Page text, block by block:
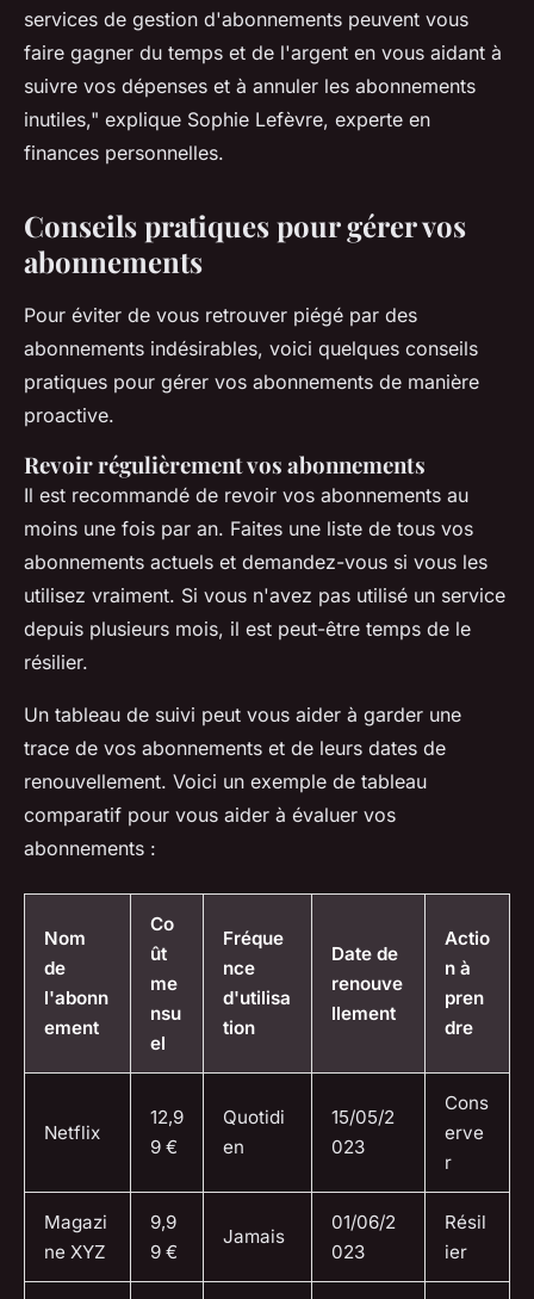
services de gestion d'abonnements peuvent vous
faire gagner du temps et de l'argent en vous aidant à
suivre vos dépenses et à annuler les abonnements
inutiles," explique Sophie Lefèvre, experte en
finances personnelles.
Conseils pratiques pour gérer vos
abonnements
Pour éviter de vous retrouver piégé par des
abonnements indésirables, voici quelques conseils
pratiques pour gérer vos abonnements de manière
proactive.
Revoir régulièrement vos abonnements
Il est recommandé de revoir vos abonnements au
moins une fois par an. Faites une liste de tous vos
abonnements actuels et demandez-vous si vous les
utilisez vraiment. Si vous n'avez pas utilisé un service
depuis plusieurs mois, il est peut-être temps de le
résilier.
Un tableau de suivi peut vous aider à garder une
trace de vos abonnements et de leurs dates de
renouvellement. Voici un exemple de tableau
comparatif pour vous aider à évaluer vos
abonnements :
Nom
de
l'abonn
ement
Co
ût
me
nsu
el
Fréque
nce
d'utilisa
tion
Date de
renouve
llement
Actio
n à
pren
dre
Netflix
12,9
9 €
Quotidi
en
15/05/2
023
Cons
erve
r
Magazi
ne XYZ
9,9
9 €
Jamais
01/06/2
023
Résil
ier